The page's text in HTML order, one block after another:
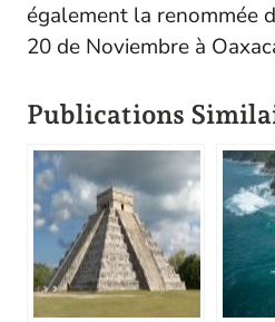
également la renommée
20 de Noviembre à
Publications